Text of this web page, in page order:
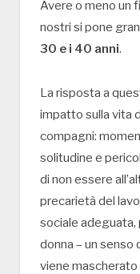
Avere o meno un
nostri si pone
30 e i 40 anni.
La risposta a
impatto sulla vita
compagni:
solitudine e
di non essere
precarietà del
sociale
donna – un senso
viene